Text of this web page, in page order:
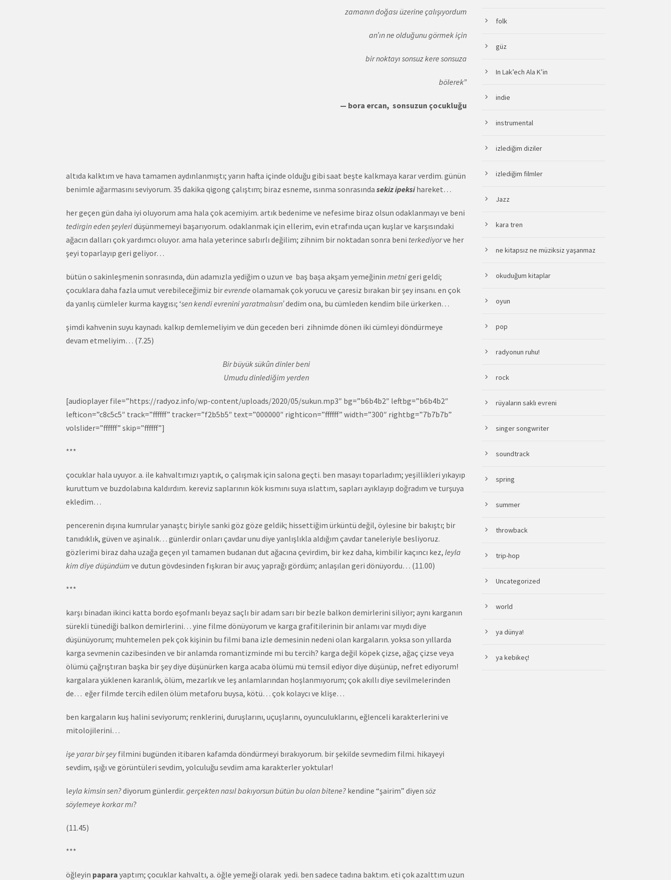
zamanın doğası üzerine çalışıyordum
an’ın ne olduğunu görmek için
bir noktayı sonsuz kere sonsuza
bölerek”
— bora ercan, sonsuzun çocukluğu
altıda kalktım ve hava tamamen aydınlanmıştı; yarın hafta içinde olduğu gibi saat beşte kalkmaya karar verdim. günün
benimle ağarmasını seviyorum. 35 dakika qigong çalıştım; biraz esneme, ısınma sonrasında sekiz ipeksihareket…
her geçen gün daha iyi oluyorum ama hala çok acemiyim. artık bedenime ve nefesime biraz olsun odaklanmayı ve beni
tedirgin eden şeyleridüşünmemeyi başarıyorum. odaklanmak için ellerim, evin etrafında uçan kuşlar ve karşısındaki
ağacın dalları çok yardımcı oluyor. ama hala yeterince sabırlı değilim; zihnim bir noktadan sonra beni terkediyorve her
şeyi toparlayıp geri geliyor…
bütün o sakinleşmenin sonrasında, dün adamızla yediğim o uzun ve baş başa akşam yemeğinin metnigeri geldi;
çocuklara daha fazla umut verebileceğimiz birevrende olamamak çok yorucu ve çaresiz bırakan bir şey insanı. en çok
da yanlış cümleler kurma kaygısı; ‘sen kendi evrenini yaratmalısın’dedim ona, bu cümleden kendim bile ürkerken…
şimdi kahvenin suyu kaynadı. kalkıp demlemeliyim ve dün geceden beri zihnimde dönen iki cümleyi döndürmeye
devam etmeliyim… (7.25)
Bir büyük sükûn dinler beni
Umudu dinlediğim yerden
[audioplayer file=”https://radyoz.info/wp-content/uploads/2020/05/sukun.mp3″ bg=”b6b4b2″ leftbg=”b6b4b2″
lefticon=”c8c5c5″ track=”ffffff” tracker=”f2b5b5″ text=”000000″ righticon=”ffffff” width=”300″ rightbg=”7b7b7b”
volslider=”ffffff” skip=”ffffff”]
***
çocuklar hala uyuyor. a. ile kahvaltımızı yaptık, o çalışmak için salona geçti. ben masayı toparladım; yeşillikleri yıkayıp
kuruttum ve buzdolabına kaldırdım. kereviz saplarının kök kısmını suya ıslattım, sapları ayıklayıp doğradım ve turşuya
ekledim…
pencerenin dışına kumrular yanaştı; biriyle sanki göz göze geldik; hissettiğim ürküntü değil, öylesine bir bakıştı; bir
tanıdıklık, güven ve aşinalık… günlerdir onları çavdar unu diye yanlışlıkla aldığım çavdar taneleriyle besliyoruz.
gözlerimi biraz daha uzağa geçen yıl tamamen budanan dut ağacına çevirdim, bir kez daha, kimbilir kaçıncı kez, leyla
kim diye düşündüm ve dutun gövdesinden fışkıran bir avuç yaprağı gördüm; anlaşılan geri dönüyordu… (11.00)
***
karşı binadan ikinci katta bordo eşofmanlı beyaz saçlı bir adam sarı bir bezle balkon demirlerini siliyor; aynı karganın
sürekli tünediği balkon demirlerini… yine filme dönüyorum ve karga grafitilerinin bir anlamı var mıydı diye
düşünüyorum; muhtemelen pek çok kişinin bu filmi bana izle demesinin nedeni olan kargaların. yoksa son yıllarda
karga sevmenin cazibesinden ve bir anlamda romantizminde mi bu tercih? karga değil köpek çizse, ağaç çizse veya
ölümü çağrıştıran başka bir şey diye düşünürken karga acaba ölümü mü temsil ediyor diye düşünüp, nefret ediyorum!
kargalara yüklenen karanlık, ölüm, mezarlık ve leş anlamlarından hoşlanmıyorum; çok akıllı diye sevilmelerinden
de… eğer filmde tercih edilen ölüm metaforu buysa, kötü… çok kolaycı ve klişe…
ben kargaların kuş halini seviyorum; renklerini, duruşlarını, uçuşlarını, oyunculuklarını, eğlenceli karakterlerini ve
mitolojilerini…
işe yarar bir şeyfilmini bugünden itibaren kafamda döndürmeyi bırakıyorum. bir şekilde sevmedim filmi. hikayeyi
sevdim, ışığı ve görüntüleri sevdim, yolculuğu sevdim ama karakterler yoktular!
leyla kimsin sen?diyorum günlerdir. gerçekten nasıl bakıyorsun bütün bu olan bitene? kendine “şairim” diyen söz
söylemeye korkar mı?
(11.45)
***
öğleyin papara yaptım; çocuklar kahvaltı, a. öğle yemeği olarak yedi. ben sadece tadına baktım. eti çok azalttım uzun
folk
güz
In Lak’ech Ala K’in
indie
instrumental
izlediğim diziler
izlediğim filmler
Jazz
kara tren
ne kitapsız ne müziksiz yaşanmaz
okuduğum kitaplar
oyun
pop
radyonun ruhu!
rock
rüyaların saklı evreni
singer songwriter
soundtrack
spring
summer
throwback
trip-hop
Uncategorized
world
ya dünya!
ya kebikeç!